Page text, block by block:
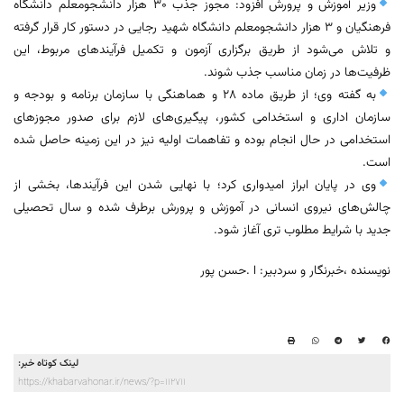
وزیر آموزش و پرورش افزود: مجوز جذب ۳۰ هزار دانشجومعلم دانشگاه
فرهنگیان و ۳ هزار دانشجومعلم دانشگاه شهید رجایی در دستور کار قرار گرفته
و تلاش می‌شود از طریق برگزاری آزمون و تکمیل فرآیندهای مربوط، این
ظرفیت‌ها در زمان مناسب جذب شوند.
به گفته وی؛ از طریق ماده ۲۸ و هماهنگی با سازمان برنامه و بودجه و
سازمان اداری و استخدامی کشور، پیگیری‌های لازم برای صدور مجوزهای
استخدامی در حال انجام بوده و تفاهمات اولیه نیز در این زمینه حاصل شده
است.
وی در پایان ابراز امیدواری کرد؛ با نهایی شدن این فرآیندها، بخشی از
چالش‌های نیروی انسانی در آموزش و پرورش برطرف شده و سال تحصیلی
جدید با شرایط مطلوب‌ تری آغاز شود.
نویسنده ،خبرنگار و سردبیر: ا .حسن پور
لینک کوتاه خبر:
https://khabarvahonar.ir/news/?p=112711